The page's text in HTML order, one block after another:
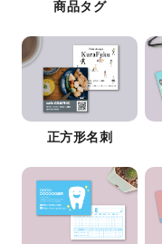
商品タグ
正方形名刺